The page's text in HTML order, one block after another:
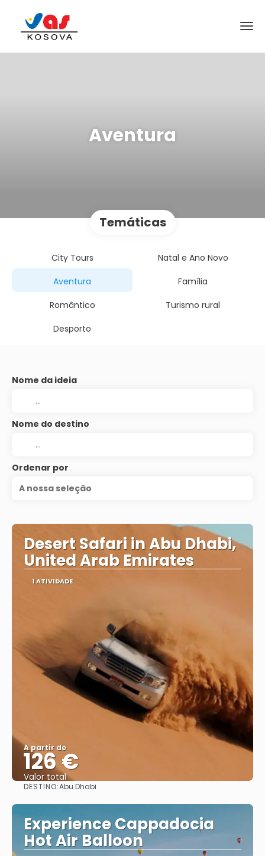
Aventura
Temáticas
City Tours
Natal e Ano Novo
Aventura
Família
Romântico
Turismo rural
Desporto
Nome da ideia
Nome do destino
Ordenar por
A nossa seleção
Desert Safari in Abu Dhabi,
United Arab Emirates
1 ATIVIDADE
A partir de
126 €
Valor total
DESTINO:Abu Dhabi
Experience Cappadocia
Hot Air Balloon